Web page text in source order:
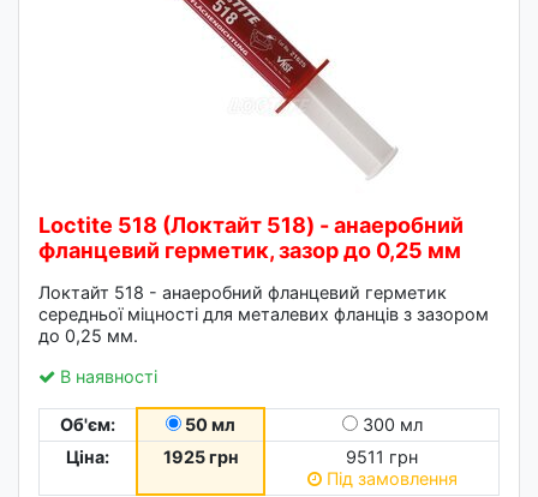
Loctite 518 (Локтайт 518) - анаеробний
фланцевий герметик, зазор до 0,25 мм
Локтайт 518 - анаеробний фланцевий герметик
середньої міцності для металевих фланців з зазором
до 0,25 мм.
В наявності
Об'єм: 50 мл
300 мл
Ціна:
1925 грн
9511 грн
Під замовлення